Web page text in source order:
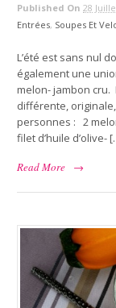
Published On28
Entrées, Soupes Et
L’été est sans nul
également une
melon- jambon cru.
différente,
personnes : 2
filet d’huile d’olive-
Read More
→